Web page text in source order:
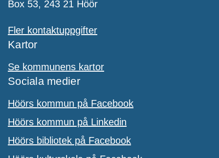
Box 53, 243 21 Höör
Fler kontaktuppgifter
Kartor
Se kommunens kartor
Sociala medier
Höörs kommun på Facebook
Höörs kommun på Linkedin
Höörs bibliotek på Facebook